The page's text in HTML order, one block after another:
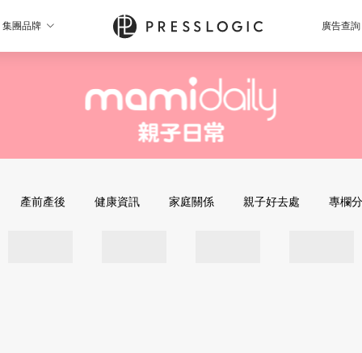
集團品牌 廣告查詢
產前產後 健康資訊 家庭關係 親子好去處 專欄